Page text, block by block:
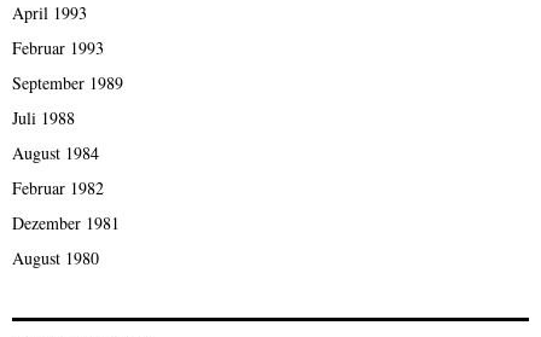
April 1993
Februar 1993
September 1989
Juli 1988
August 1984
Februar 1982
Dezember 1981
August 1980